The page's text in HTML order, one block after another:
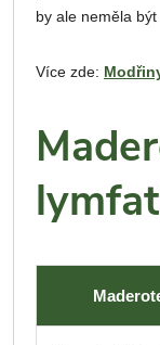
by ale neměla
Více zde: